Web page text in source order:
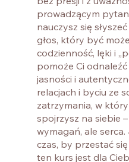
prowadzącym
nauczysz się
głos, który być
codzienność, lęki i
pomoże Ci
jasności i
relacjach i byciu ze
zatrzymania, w
spojrzysz na siebie
wymagań, ale
czas, by przestać
ten kurs jest dla